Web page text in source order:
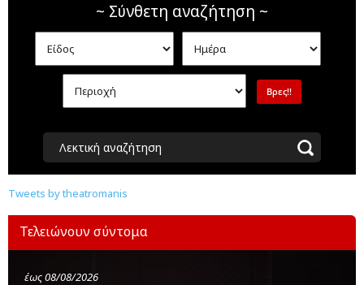
~ Σύνθετη αναζήτηση ~
Λεκτική αναζήτηση
Tweets by theatromanis
Τελειώνουν σύντομα
έως 08/08/2026